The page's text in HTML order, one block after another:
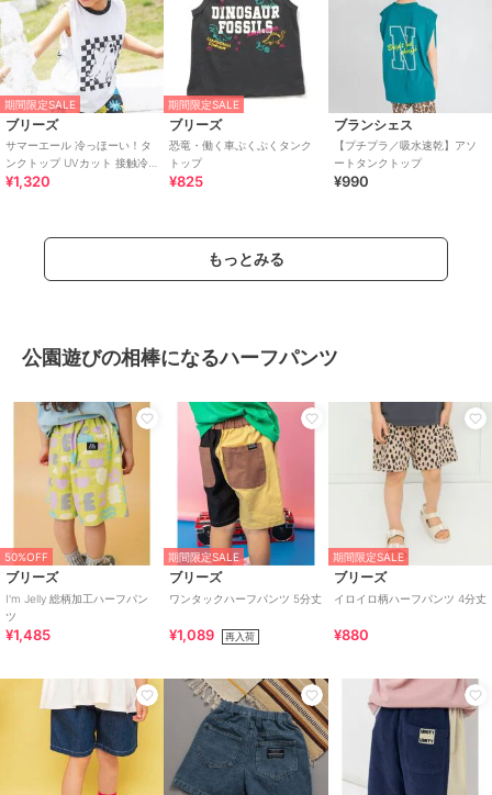
期間限定SALE
ブリーズ
サマーエール 冷っほーい！タ
ンクトップ UVカット 接触冷
感
¥1,320
期間限定SALE
ブリーズ
恐竜・働く車ぷくぷくタンク
トップ
¥825
ブランシェス
【プチプラ／吸水速乾】アソ
ートタンクトップ
¥990
もっとみる
公園遊びの相棒になるハーフパンツ
50%OFF
ブリーズ
I'm Jelly 総柄加工ハーフパン
ツ
¥1,485
期間限定SALE
ブリーズ
ワンタックハーフパンツ 5分丈
¥1,089 再入荷
期間限定SALE
ブリーズ
イロイロ柄ハーフパンツ 4分丈
¥880